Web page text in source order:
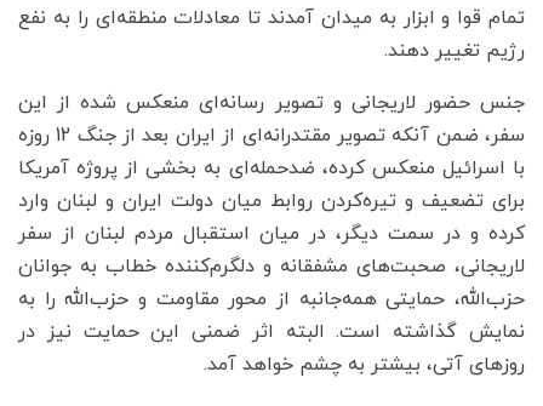
تمام قوا و ابزار به میدان آمدند تا معادلات منطقه‌ای را به نفع
رژیم تغییر دهند.
جنس حضور لاریجانی و تصویر رسانه‌ای منعکس شده از این
سفر، ضمن آنکه تصویر مقتدرانه‌ای از ایران بعد از جنگ 12 روزه
با اسرائیل منعکس کرده، ضدحمله‌ای به بخشی از پروژه آمریکا
برای تضعیف و تیره‌کردن روابط میان دولت ایران و لبنان وارد
کرده و در سمت دیگر، در میان استقبال مردم لبنان از سفر
لاریجانی، صحبت‌های مشفقانه و دلگرم‌کننده خطاب به جوانان
حزب‌الله، حمایتی همه‌جانبه از محور مقاومت و حزب‌الله را به
نمایش گذاشته است. البته اثر ضمنی این حمایت نیز در
روزهای آتی، بیشتر به چشم خواهد آمد.